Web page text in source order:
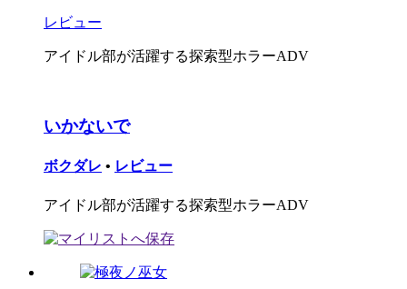
レビュー
アイドル部が活躍する探索型ホラーADV
いかないで
ボクダレ • レビュー
アイドル部が活躍する探索型ホラーADV